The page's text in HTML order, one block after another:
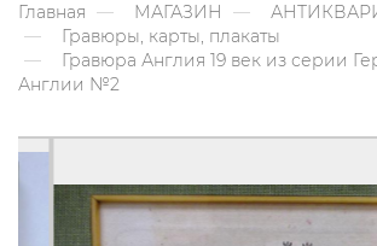
Главная МАГАЗИН
Гравюры, карты, плакаты
Гравюра Англия 19 век из серии
Англии №2